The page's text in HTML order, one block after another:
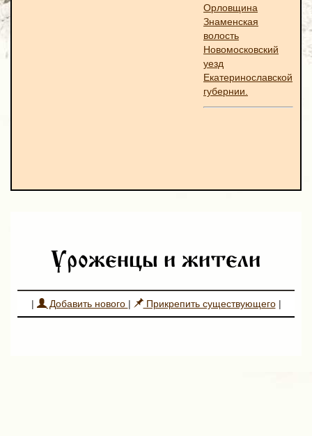
Орловщина
Знаменская
волость
Новомосковский
уезд
Екатеринославской
губернии.
Уроженцы и жители
| Добавить нового | Прикрепить существующего|